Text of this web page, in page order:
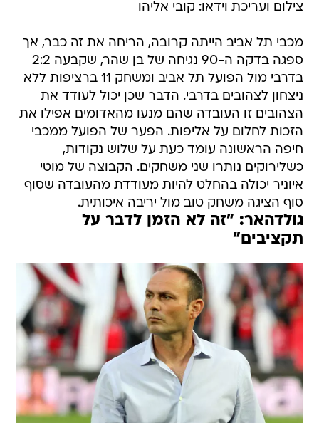
צילום ועריכת וידאו: קובי אליהו
מכבי תל אביב הייתה קרובה, הריחה את זה כבר, אך
ספגה בדקה ה-90 נגיחה של בן שהר, שקבעה 2:2
בדרבי מול הפועל תל אביב ומשחק 11 ברציפות ללא
ניצחון לצהובים בדרבי. הדבר שכן יכול לעודד את
הצהובים זו העובדה שהם מנעו מהאדומים אפילו את
הזכות לחלום על אליפות. הפער של הפועל ממכבי
חיפה הראשונה עומד כעת על שלוש נקודות,
כשלירוקים נותרו שני משחקים. הקבוצה של מוטי
איוניר יכולה בהחלט להיות מעודדת מהעובדה שסוף
סוף הציגה משחק טוב מול יריבה איכותית.
גולדהאר: "זה לא הזמן לדבר על
תקציבים"